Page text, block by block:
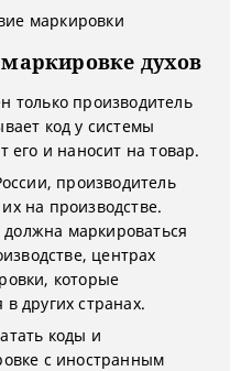
маркировки
духов
только производитель
код у системы
его и наносит на товар.
производитель
на производстве.
маркироваться
центрах
которые
других странах.
коды и
с иностранным